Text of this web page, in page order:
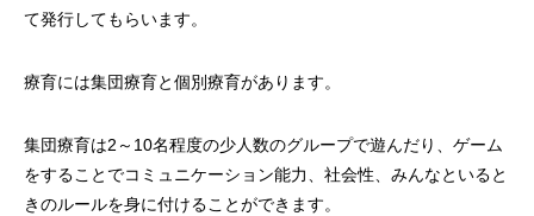
て発行してもらいます。
療育には集団療育と個別療育があります。
集団療育は2～10名程度の少人数のグループで遊んだり、ゲーム
をすることでコミュニケーション能力、社会性、みんなといると
きのルールを身に付けることができます。